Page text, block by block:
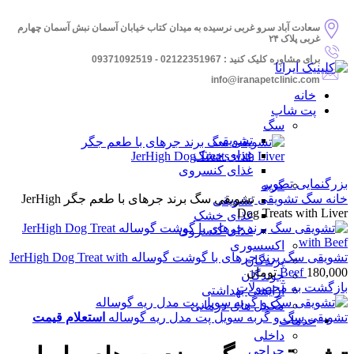
سعادت آباد سرو غربی نرسیده به میدان کتاب خیابان آسمان نبش آسمان چهارم
غربی پلاک ۲۴
برای مشاوره کلیک کنید : 02122351967 - 09371092519
info@iranapetclinic.com
خانه
پت شاپ
سگ
تشویقی
غذای خشک
غذای کنسروی
گربه
تشویقی
غذای خشک
غذای کنسروی
اکسسوری
پرندگان
جوندگان
آرایشی بهداشتی
مکمل های درمانی
خدمات
داخلی
جراحی
بزرگنمایی تصویر
خانه سگ تشویقی
تشویقی سگ برند جرهای با طعم جگر JerHigh
Dog Treats with Liver
تشویقی سگ برند جرهای با گوشت گوساله JerHigh Dog Treat with
Beef 180,000
تومان
بازگشت به محصولات
تشویقی سگ و گربه سویل پت مدل ریه گوساله استعلام قیمت